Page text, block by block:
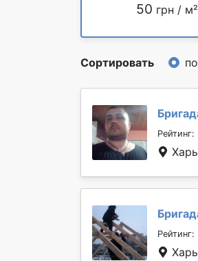
50 грн / м²
Сортировать